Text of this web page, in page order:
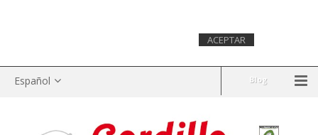
Español Blog
ACEPTAR